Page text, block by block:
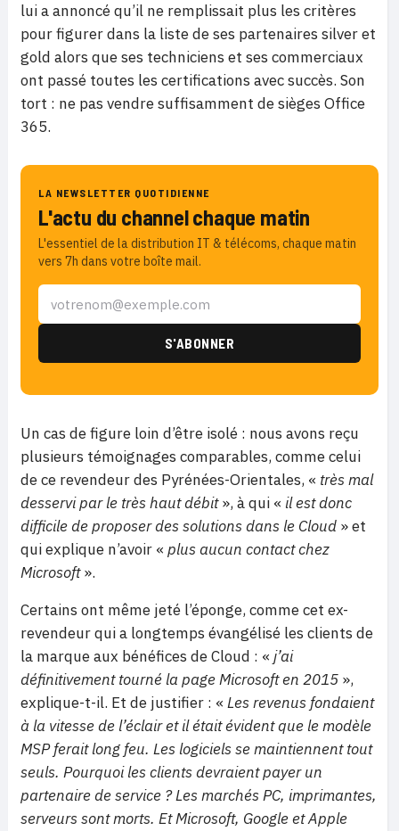
lui a annoncé qu’il ne remplissait plus les critères
pour figurer dans la liste de ses partenaires silver et
gold alors que ses techniciens et ses commerciaux
ont passé toutes les certifications avec succès. Son
tort : ne pas vendre suffisamment de sièges Office
365.
LA NEWSLETTER QUOTIDIENNE
L'actu du channel chaque matin
L'essentiel de la distribution IT & télécoms, chaque matin
vers 7h dans votre boîte mail.
Un cas de figure loin d’être isolé : nous avons reçu
plusieurs témoignages comparables, comme celui
de ce revendeur des Pyrénées-Orientales, « très mal
desservi par le très haut débit», à qui « il est donc
difficile de proposer des solutions dans le Cloud » et
qui explique n’avoir « plus aucun contact chez
Microsoft».
Certains ont même jeté l’éponge, comme cet ex-
revendeur qui a longtemps évangélisé les clients de
la marque aux bénéfices de Cloud : « j’ai
définitivement tourné la page Microsoft en 2015 »,
explique-t-il. Et de justifier : « Les revenus fondaient
à la vitesse de l’éclair et il était évident que le modèle
MSP ferait long feu. Les logiciels se maintiennent tout
seuls. Pourquoi les clients devraient payer un
partenaire de service ? Les marchés PC, imprimantes,
serveurs sont morts. Et Microsoft, Google et Apple